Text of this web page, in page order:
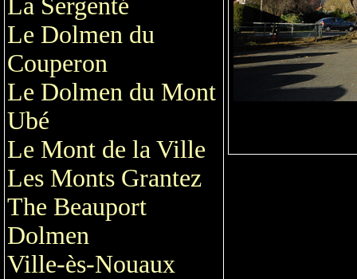
La Sergenté
Le Dolmen du
Couperon
Le Dolmen du Mont
Ubé
Le Mont de la Ville
Les Monts Grantez
The Beauport
Dolmen
Ville-ès-Nouaux